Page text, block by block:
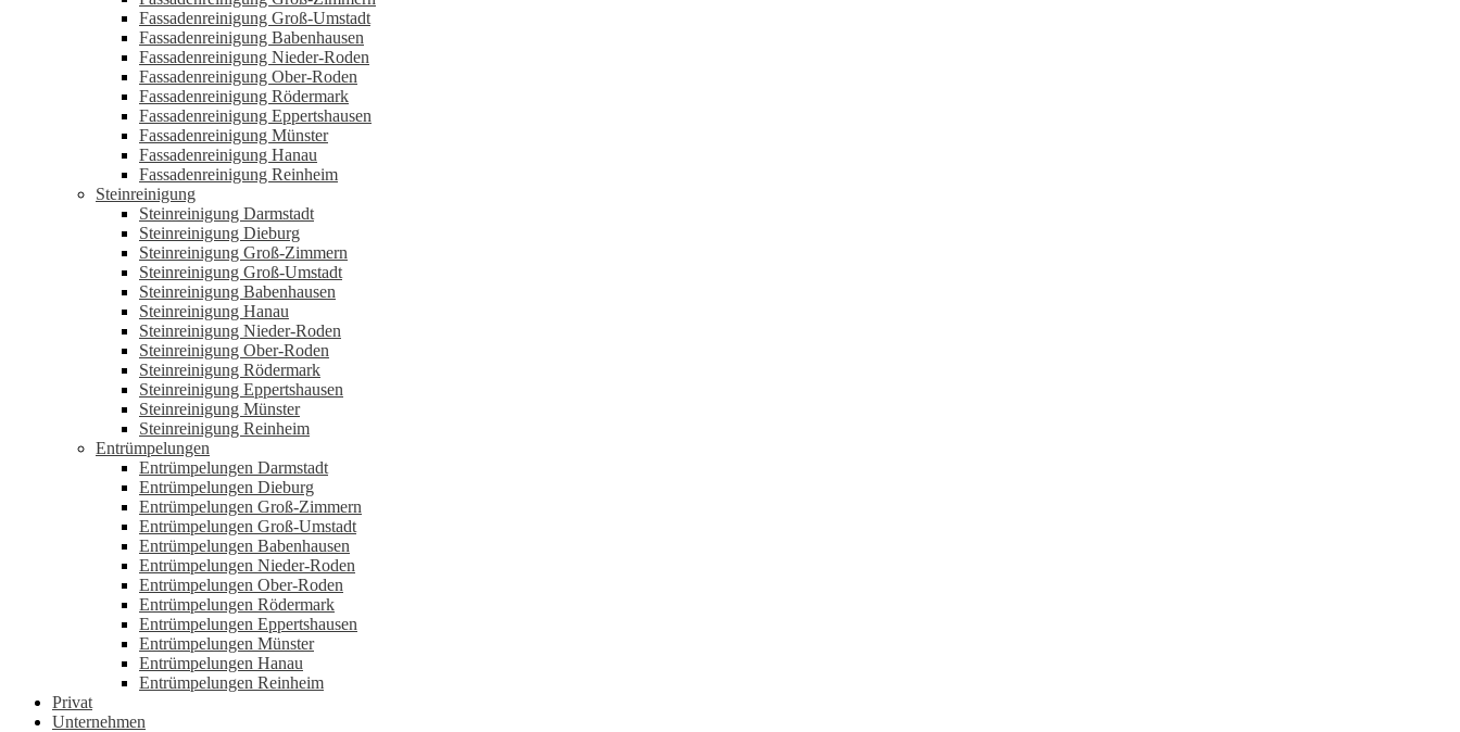
Fassadenreinigung Groß-Umstadt
Fassadenreinigung Babenhausen
Fassadenreinigung Nieder-Roden
Fassadenreinigung Ober-Roden
Fassadenreinigung Rödermark
Fassadenreinigung Eppertshausen
Fassadenreinigung Münster
Fassadenreinigung Hanau
Fassadenreinigung Reinheim
Steinreinigung
Steinreinigung Darmstadt
Steinreinigung Dieburg
Steinreinigung Groß-Zimmern
Steinreinigung Groß-Umstadt
Steinreinigung Babenhausen
Steinreinigung Hanau
Steinreinigung Nieder-Roden
Steinreinigung Ober-Roden
Steinreinigung Rödermark
Steinreinigung Eppertshausen
Steinreinigung Münster
Steinreinigung Reinheim
Entrümpelungen
Entrümpelungen Darmstadt
Entrümpelungen Dieburg
Entrümpelungen Groß-Zimmern
Entrümpelungen Groß-Umstadt
Entrümpelungen Babenhausen
Entrümpelungen Nieder-Roden
Entrümpelungen Ober-Roden
Entrümpelungen Rödermark
Entrümpelungen Eppertshausen
Entrümpelungen Münster
Entrümpelungen Hanau
Entrümpelungen Reinheim
Privat
Unternehmen